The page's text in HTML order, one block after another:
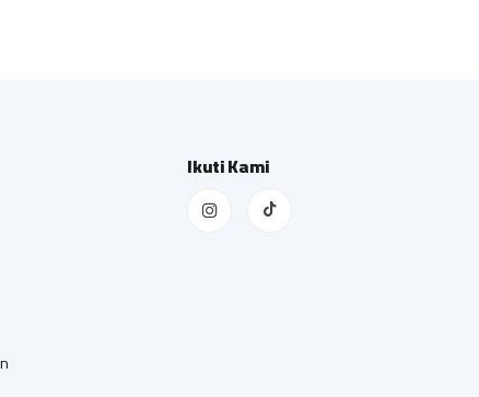
Ikuti Kami